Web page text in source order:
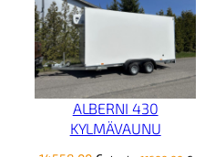
ALBERNI 430
KYLMÄVAUNU